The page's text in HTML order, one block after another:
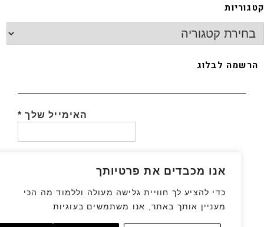
אנו מכבדים את פרטיותך
כדי להציע לך חוויית גלישה מעולה וללמוד מה הכי
מעניין אותך באתר, אנו משתמשים בעוגיות
לבלוג
האימייל שלך*